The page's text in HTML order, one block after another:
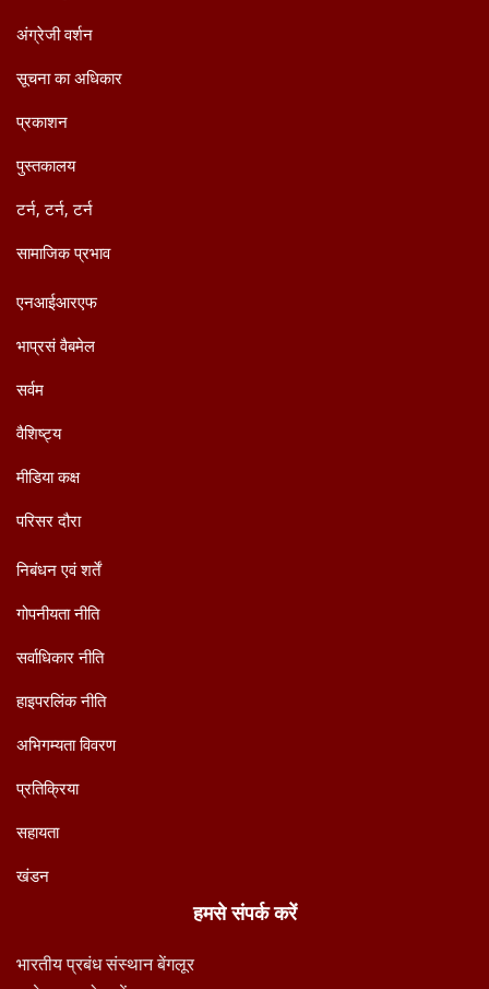
अंग्रेजी वर्शन
सूचना का अधिकार
प्रकाशन
पुस्तकालय
टर्न, टर्न, टर्न
सामाजिक प्रभाव
एनआईआरएफ
भाप्रसं वैबमेल
सर्वम
वैशिष्ट्य
मीडिया कक्ष
परिसर दौरा
निबंधन एवं शर्तें
गोपनीयता नीति
सर्वाधिकार नीति
हाइपरलिंक नीति
अभिगम्यता विवरण
प्रतिक्रिया
सहायता
खंडन
हमसे संपर्क करें
भारतीय प्रबंध संस्थान बेंगलूर